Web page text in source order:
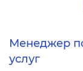
Менеджер
услуг